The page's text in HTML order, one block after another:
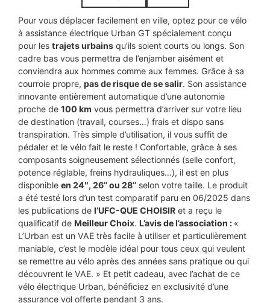
Pour vous déplacer facilement en ville, optez pour ce vélo
à assistance électrique Urban GT spécialement conçu
pour lestrajets urbains qu’ils soient courts ou longs. Son
cadre bas vous permettra de l’enjamber aisément et
conviendra aux hommes comme aux femmes. Grâce à sa
courroie propre,pas de risque de se salir. Son assistance
innovante entièrement automatique d’une autonomie
proche de100 km vous permettra d’arriver sur votre lieu
de destination (travail, courses…) frais et dispo sans
transpiration. Très simple d’utilisation, il vous suffit de
pédaler et le vélo fait le reste ! Confortable, grâce à ses
composants soigneusement sélectionnés (selle confort,
potence réglable, freins hydrauliques…), il est en plus
disponibleen 24″, 26’’ ou 28’’ selon votre taille. Le produit
a été testé lors d’un test comparatif paru en 06/2025 dans
les publications del’UFC-QUE CHOISIR et a reçu le
qualificatif de Meilleur Choix. L’avis de l’association : «
L’Urban est un VAE très facile à utiliser et particulièrement
maniable, c’est le modèle idéal pour tous ceux qui veulent
se remettre au vélo après des années sans pratique ou qui
découvrent le VAE. » Et petit cadeau, avec l’achat de ce
vélo électrique Urban, bénéficiez en exclusivité d’une
assurance vol offerte pendant 3 ans.